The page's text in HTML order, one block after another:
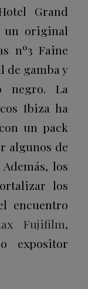
Grand
un original
nº3 Faine
de gamba y
negro. La
Ibiza ha
un pack
algunos de
los
los
encuentro
Fujifilm,
expositor